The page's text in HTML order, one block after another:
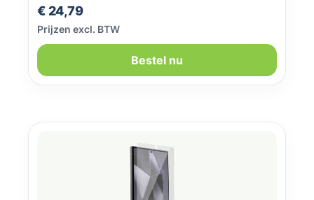
Normale prijs:
€ 24,79
Prijzen excl. BTW
Bestel nu